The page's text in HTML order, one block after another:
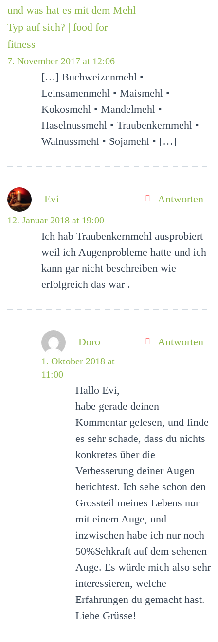
und was hat es mit dem Mehl
Typ auf sich? | food for
fitness
7. November 2017 at 12:06
[…] Buchweizenmehl •
Leinsamenmehl • Maismehl •
Kokosmehl • Mandelmehl •
Haselnussmehl • Traubenkernmehl •
Walnussmehl • Sojamehl • […]
Evi
12. Januar 2018 at 19:00
Antworten
Ich hab Traubenkernmehl ausprobiert
weil ich Augenprobleme hatte und ich
kann gar nicht beschreiben wie
erfolgreich das war .
Doro
1. Oktober 2018 at
11:00
Antworten
Hallo Evi,
habe gerade deinen
Kommentar gelesen, und finde
es sehr schade, dass du nichts
konkretes über die
Verbesserung deiner Augen
berichtest. Ich sehe schon den
Grossteil meines Lebens nur
mit einem Auge, und
inzwischen habe ich nur noch
50%Sehkraft auf dem sehenen
Auge. Es würde mich also sehr
interessieren, welche
Erfahrungen du gemacht hast.
Liebe Grüsse!